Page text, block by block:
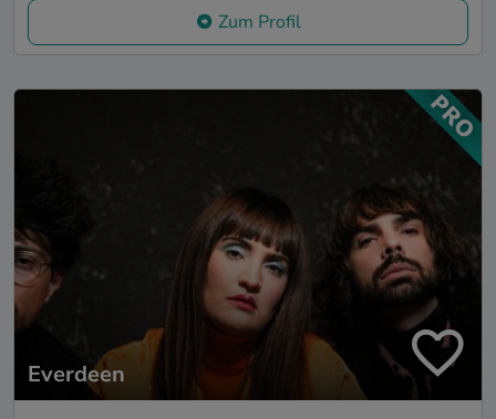
Zum Profil
Everdeen